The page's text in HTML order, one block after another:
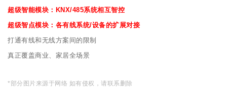
超级智能模块：KNX/485系统相互智控
超级智点模块：各有线系统/设备的扩展对接
打通有线和无线方案间的限制
真正覆盖商业、家居全场景
*部分图片来源于网络 如有侵权，请联系删除